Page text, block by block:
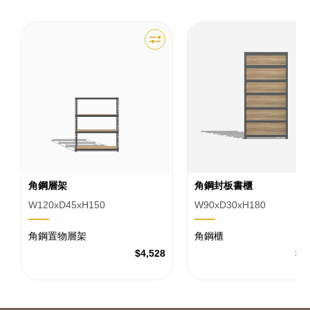
角鋼層架
W120xD45xH150
角鋼置物層架
$4,528
角鋼封板書櫃
W90xD30xH180
角鋼櫃